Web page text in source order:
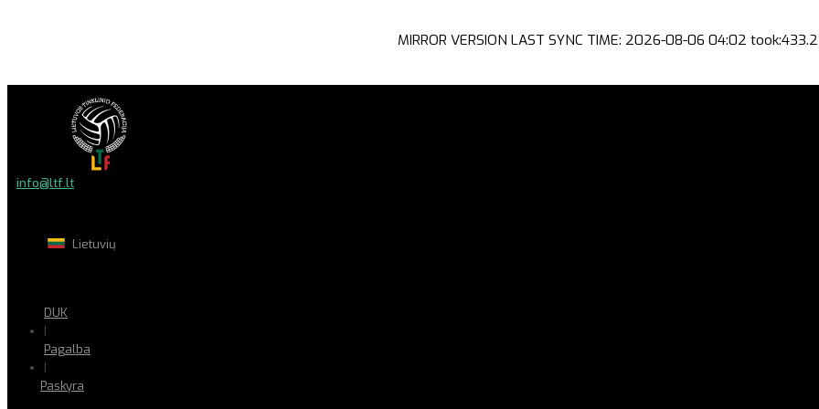
MIRROR VERSION LAST SYNC TIME: 2026-08-06 04:02
info@ltf.lt
Lietuvių
DUK
|
Pagalba
|
Paskyra